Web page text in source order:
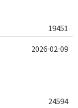
19451
24594
2026-02-09